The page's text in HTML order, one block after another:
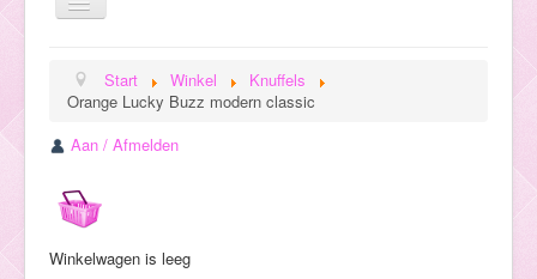
Toggle
Navigation
Evenementen
Galerij
Winkel
Hulp
Start Winkel
Knuffels
Orange Lucky Buzz modern classic
Aan / Afmelden
Winkelwagen is leeg